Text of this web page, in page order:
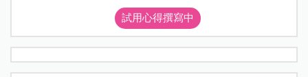
試用心得撰寫中